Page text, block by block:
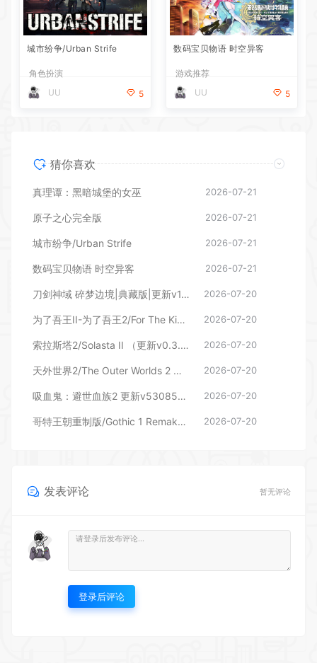
城市纷争/Urban Strife
角色扮演
UU
5
数码宝贝物语 时空异客
游戏推荐
UU
5
猜你喜欢
真理谭：黑暗城堡的女巫 2026-07-21
原子之心完全版 2026-07-21
城市纷争/Urban Strife 2026-07-21
数码宝贝物语 时空异客 2026-07-21
刀剑神域 碎梦边境|典藏版|更新v1.7.0.0—更新DLC 2026-07-20
为了吾王II-为了吾王2/For The King II（更新v1.13.4 单机/同屏多人） 2026-07-20
索拉斯塔2/Solasta II （更新v0.3.8.100677） 2026-07-20
天外世界2/The Outer Worlds 2 （更新v1.2.0.0） 2026-07-20
吸血鬼：避世血族2 更新v53085—更新花与火 DLC 2026-07-20
哥特王朝重制版/Gothic 1 Remake （更新v169686） 2026-07-20
发表评论 暂无评论
登录后评论